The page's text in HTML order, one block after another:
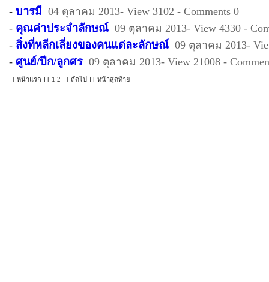
- บารมี 04 ตุลาคม 2013- View 3102 - Comments 0
- คุณค่าประจำลักษณ์ 09 ตุลาคม 2013- View 4330 -
- สิ่งที่หลีกเลี่ยงของคนแต่ละลักษณ์ 09 ตุลาคม 2013-
- ศูนย์/ปีก/ลูกศร 09 ตุลาคม 2013- View 21008 -
[ หน้าแรก ] [ 1 2 ] [ ถัดไป ] [ หน้าสุดท้าย ]